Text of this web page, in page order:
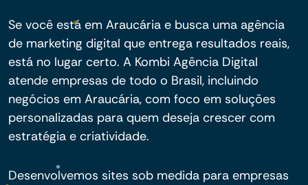
Se você está em Araucária e busca uma agência
de marketing digital que entrega resultados reais,
está no lugar certo. A Kombi Agência Digital
atende empresas de todo o Brasil, incluindo
negócios em Araucária, com foco em soluções
personalizadas para quem deseja crescer com
estratégia e criatividade.
Desenvolvemos sites sob medida para empresas